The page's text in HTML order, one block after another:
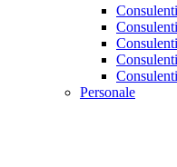
Personale